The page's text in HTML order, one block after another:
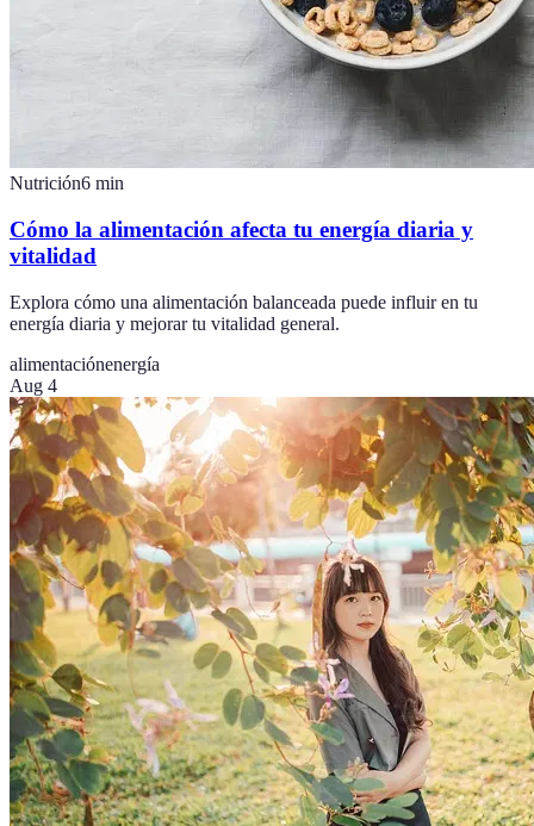
Nutrición6 min
Cómo la alimentación afecta tu energía diaria y
vitalidad
Explora cómo una alimentación balanceada puede influir en tu
energía diaria y mejorar tu vitalidad general.
alimentaciónenergía
Aug 4